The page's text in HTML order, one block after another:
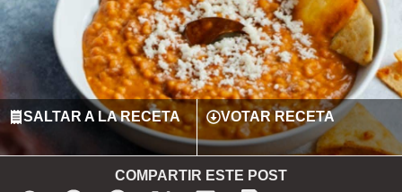
SALTAR A LA RECETA VOTAR RECETA
COMPARTIR ESTE POST